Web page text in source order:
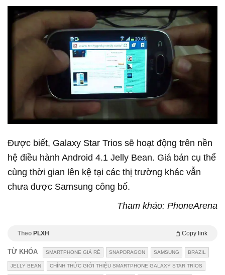
Được biết, Galaxy Star Trios sẽ hoạt động trên nền
hệ điều hành Android 4.1 Jelly Bean. Giá bán cụ thể
cùng thời gian lên kệ tại các thị trường khác vẫn
chưa được Samsung công bố.
Tham khảo: PhoneArena
Theo PLXH Copy link
TỪ KHÓA SMARTPHONE GIÁ RẺ SNAPDRAGON SAMSUNG BRAZIL
JELLY BEAN CHÍNH THỨC GIỚI THIỆU SMARTPHONE GALAXY STAR TRIOS